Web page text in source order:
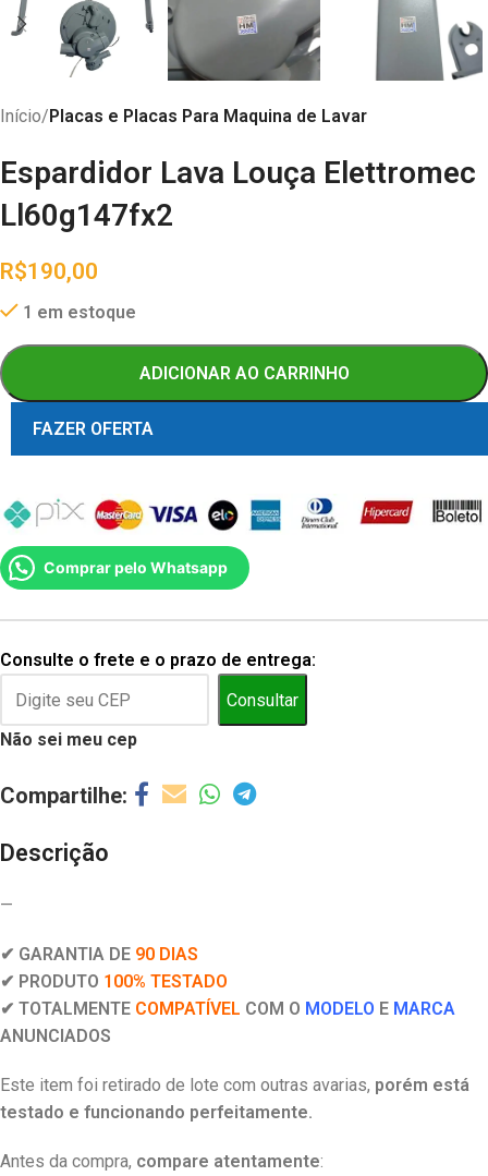
Início Placas e Placas Para Maquina de Lavar
Espardidor Lava Louça Elettromec
Ll60g147fx2
R$190,00
1 em estoque
ADICIONAR AO CARRINHO
FAZER OFERTA
Comprar pelo Whatsapp
Consulte o frete e o prazo de entrega:
Consultar
Não sei meu cep
Descrição
—
✔ GARANTIA DE 90 DIAS
✔ PRODUTO 100% TESTADO
✔ TOTALMENTE COMPATÍVEL COM O MODELO E MARCA
ANUNCIADOS
Este item foi retirado de lote com outras avarias, porém está
testado e funcionando perfeitamente.
Antes da compra, compare atentamente: